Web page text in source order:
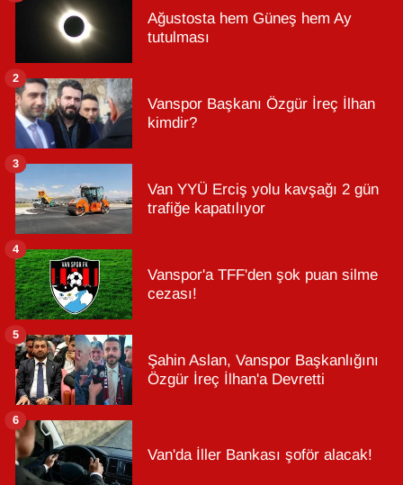
Ağustosta hem Güneş hem Ay
tutulması
Vanspor Başkanı Özgür İreç İlhan
kimdir?
2
Van YYÜ Erciş yolu kavşağı 2 gün
trafiğe kapatılıyor
3
Vanspor'a TFF'den şok puan silme
cezası!
4
Şahin Aslan, Vanspor Başkanlığını
Özgür İreç İlhan'a Devretti
5
Van'da İller Bankası şoför alacak!
6